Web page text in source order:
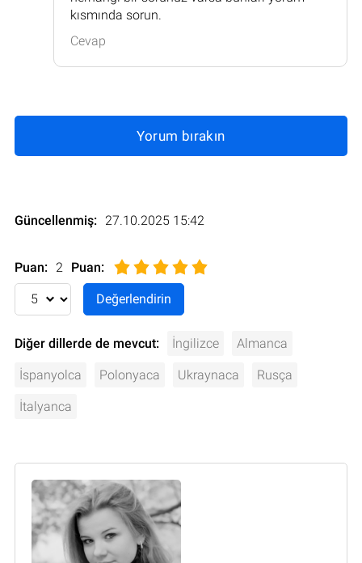
kısmında sorun.
Cevap
Yorum bırakın
Güncellenmiş: 27.10.2025 15:42
Puan: 2 Puan:
Diğer dillerde de mevcut: İngilizce Almanca
İspanyolca Polonyaca Ukraynaca Rusça
İtalyanca